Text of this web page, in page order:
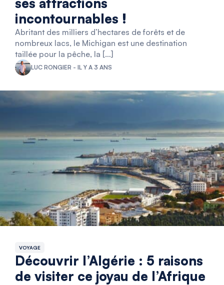
incontournables !
Abritant des milliers d’hectares de forêts et de
nombreux lacs, le Michigan est une destination
taillée pour la pêche, la […]
LUC RONGIER - IL Y A 3 ANS
VOYAGE
Découvrir l’Algérie : 5 raisons
de visiter ce joyau de l’Afrique